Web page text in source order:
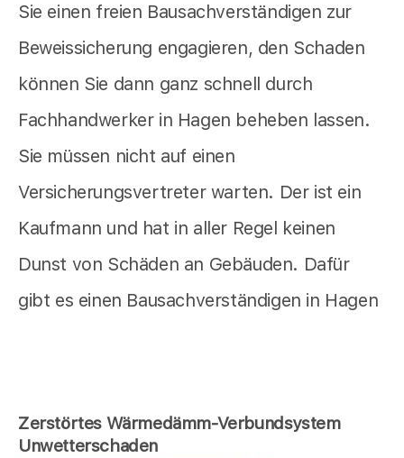
Sie einen freien Bausachverständigen zur
Beweissicherung engagieren, den Schaden
können Sie dann ganz schnell durch
Fachhandwerker in Hagen beheben lassen.
Sie müssen nicht auf einen
Versicherungsvertreter warten. Der ist ein
Kaufmann und hat in aller Regel keinen
Dunst von Schäden an Gebäuden. Dafür
gibt es einen Bausachverständigen in Hagen
Zerstörtes Wärmedämm-Verbundsystem
Unwetterschaden